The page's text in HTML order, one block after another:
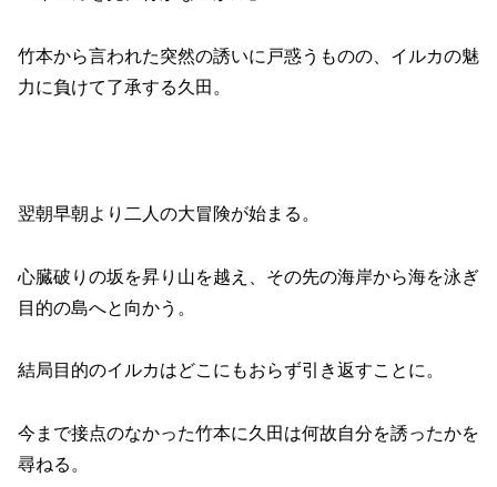
竹本から言われた突然の誘いに戸惑うものの、イルカの魅
力に負けて了承する久田。
翌朝早朝より二人の大冒険が始まる。
心臓破りの坂を昇り山を越え、その先の海岸から海を泳ぎ
目的の島へと向かう。
結局目的のイルカはどこにもおらず引き返すことに。
今まで接点のなかった竹本に久田は何故自分を誘ったかを
尋ねる。